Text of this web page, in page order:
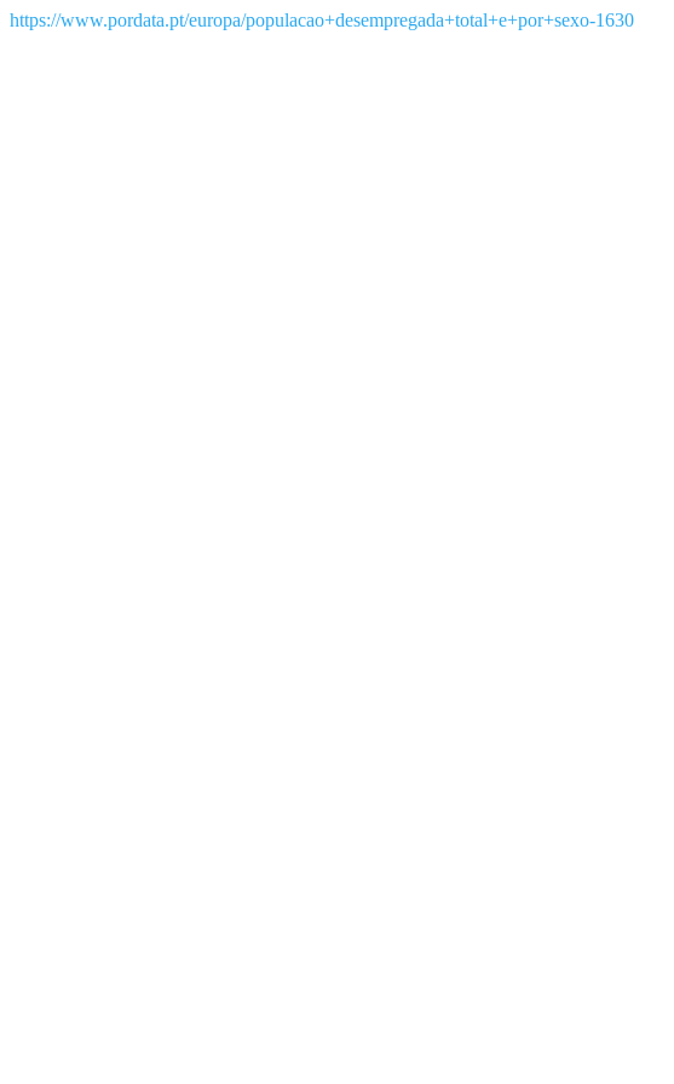
https://www.pordata.pt/europa/populacao+desempregada+total+e+por+sexo-1630